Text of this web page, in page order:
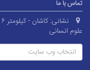
تماس با ما
نشانی:
علوم انسانی
انتخاب وب سایت